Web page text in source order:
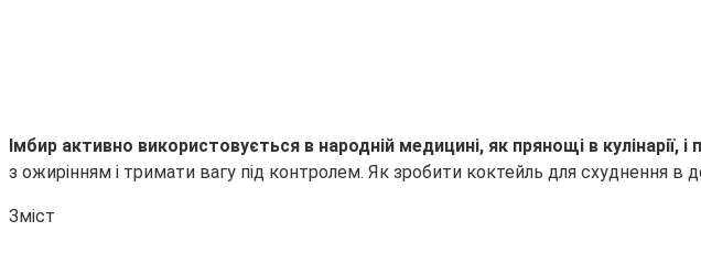
Імбир активно використовується в народній медицині, як прянощі в кулінарії, і
з ожирінням і тримати вагу під контролем. Як зробити коктейль для схуднення в
Зміст